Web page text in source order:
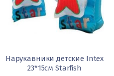
Нарукавники детские Intex
23*15см Starfish